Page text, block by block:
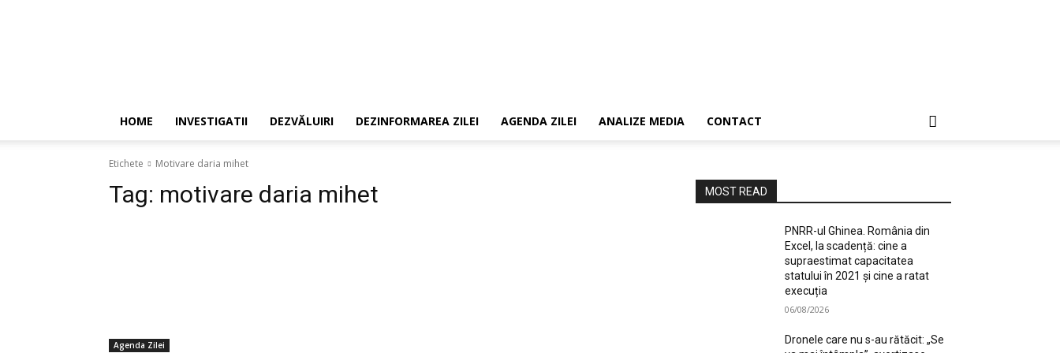
HOME INVESTIGATII DEZVĂLUIRI DEZINFORMAREA ZILEI AGENDA ZILEI ANALIZE MEDIA CONTACT
Etichete Motivare daria mihet
Tag: motivare daria mihet
Agenda Zilei
MOST READ
PNRR-ul Ghinea. România din
Excel, la scadență: cine a
supraestimat capacitatea
statului în 2021 și cine a ratat
execuția
06/08/2026
Dronele care nu s-au rătăcit: „Se